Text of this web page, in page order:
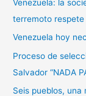
r
Venezuela: la
terremoto
Venezuela hoy
Proceso de
Salvador “NADA
Seis pueblos,